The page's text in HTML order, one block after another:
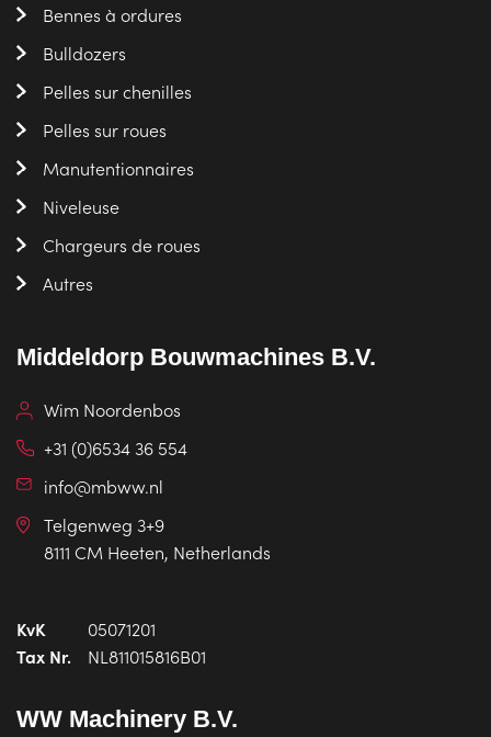
Bennes à ordures
Bulldozers
Pelles sur chenilles
Pelles sur roues
Manutentionnaires
Niveleuse
Chargeurs de roues
Autres
Middeldorp Bouwmachines B.V.
Wim Noordenbos
+31 (0)6534 36 554
info@mbww.nl
Telgenweg 3+9
8111 CM Heeten, Netherlands
KvK
05071201
Tax Nr.
NL811015816B01
WW Machinery B.V.